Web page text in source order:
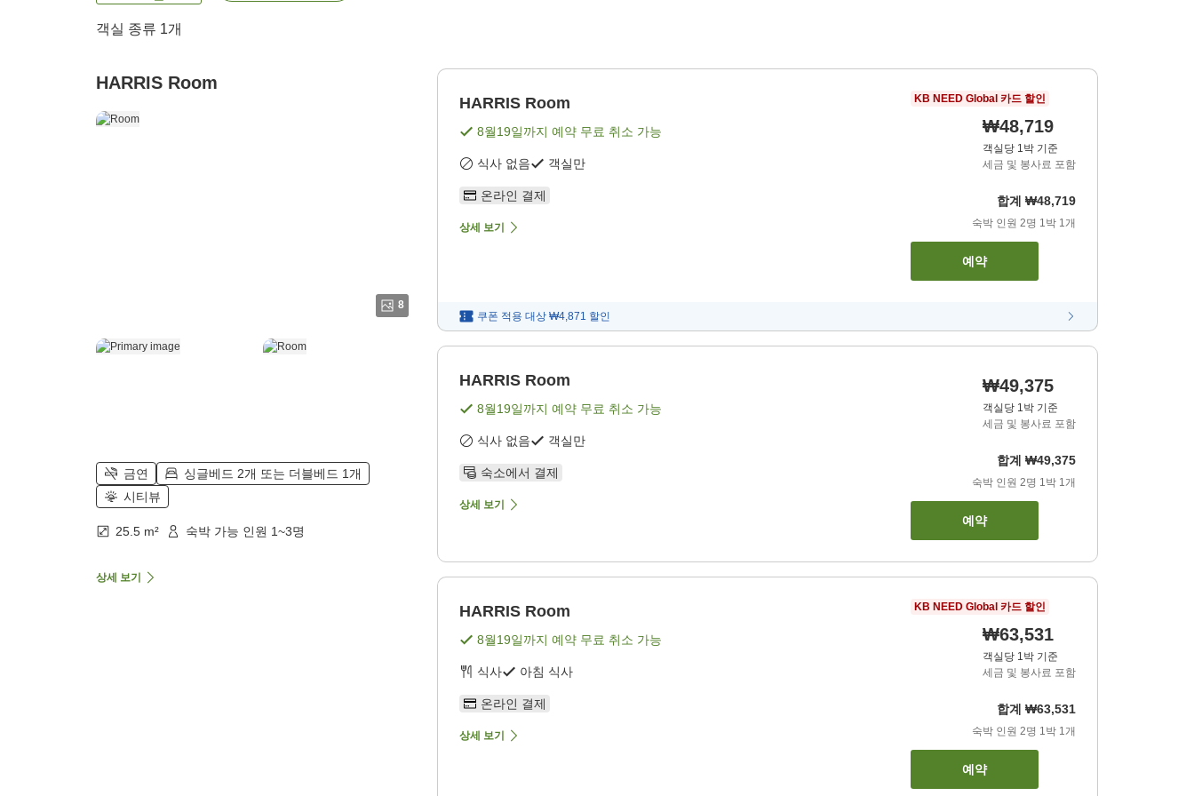
객실 종류 1개
HARRIS Room
8
금연
싱글베드 2개 또는 더블베드 1개
시티뷰
25.5 m² 숙박 가능 인원 1~3명
상세 보기
HARRIS Room
8월19일까지 예약 무료 취소 가능
식사 없음 객실만
온라인 결제
상세 보기
KB NEED Global 카드 할인
₩48,719
객실당 1박 기준
세금 및 봉사료 포함
합계 ₩48,719
숙박 인원 2명 1박 1개
예약
쿠폰 적용 대상 ₩4,871 할인
HARRIS Room
8월19일까지 예약 무료 취소 가능
식사 없음 객실만
숙소에서 결제
상세 보기
₩49,375
객실당 1박 기준
세금 및 봉사료 포함
합계 ₩49,375
숙박 인원 2명 1박 1개
예약
HARRIS Room
8월19일까지 예약 무료 취소 가능
식사 아침 식사
온라인 결제
상세 보기
KB NEED Global 카드 할인
₩63,531
객실당 1박 기준
세금 및 봉사료 포함
합계 ₩63,531
숙박 인원 2명 1박 1개
예약